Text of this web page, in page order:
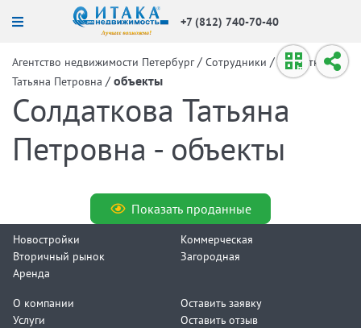
+7 (812) 740-70-40
Агентство недвижимости Петербург / Сотрудники / Солдаткова
Татьяна Петровна / объекты
Солдаткова Татьяна
Петровна - объекты
Показать проданные
Новостройки
Вторичный рынок
Аренда
Коммерческая
Загородная
О компании
Услуги
Оставить заявку
Оставить отзыв